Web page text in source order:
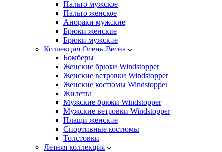
Пальто мужское
Пальто женское
Анораки мужские
Брюки женские
Брюки мужские
Коллекция Осень-Весна
Бомберы
Женские брюки Windstopper
Женские ветровки Windstopper
Женские костюмы Windstopper
Жилеты
Мужские брюки Windstopper
Мужские ветровки Windstopper
Плащи женские
Спортивные костюмы
Толстовки
Летняя коллекция